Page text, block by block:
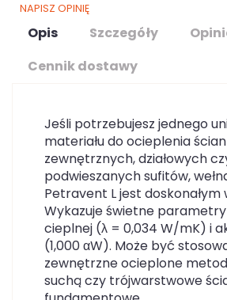
NAPISZ OPINIĘ
Opis Szczegóły
Cennik dostawy
Jeśli potrzebujesz jednego
materiału do ocieplenia ścian
zewnętrznych, działowych
podwieszanych sufitów,
Petravent L jest doskonałym
Wykazuje świetne
cieplnej (λ = 0,034 W/mK) i
(1,000 αW). Może być
zewnętrzne ocieplone
suchą czy trójwarstwowe